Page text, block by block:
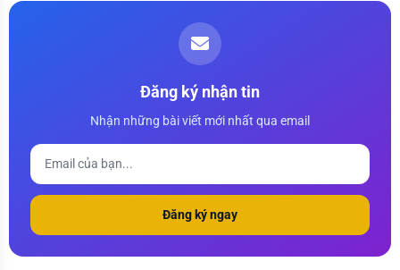
Đăng ký nhận tin
Nhận những bài viết mới nhất qua email
Đăng ký ngay